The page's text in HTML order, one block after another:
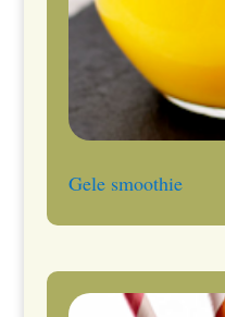
Gele smoothie